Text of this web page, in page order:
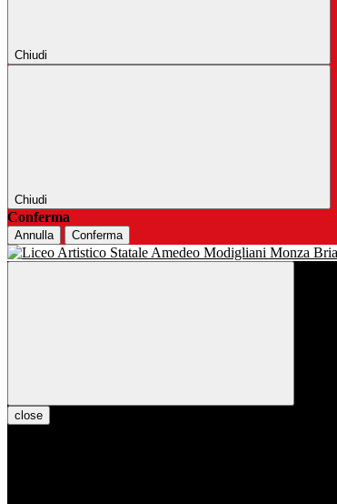
Chiudi
Chiudi
Conferma
Annulla Conferma
close